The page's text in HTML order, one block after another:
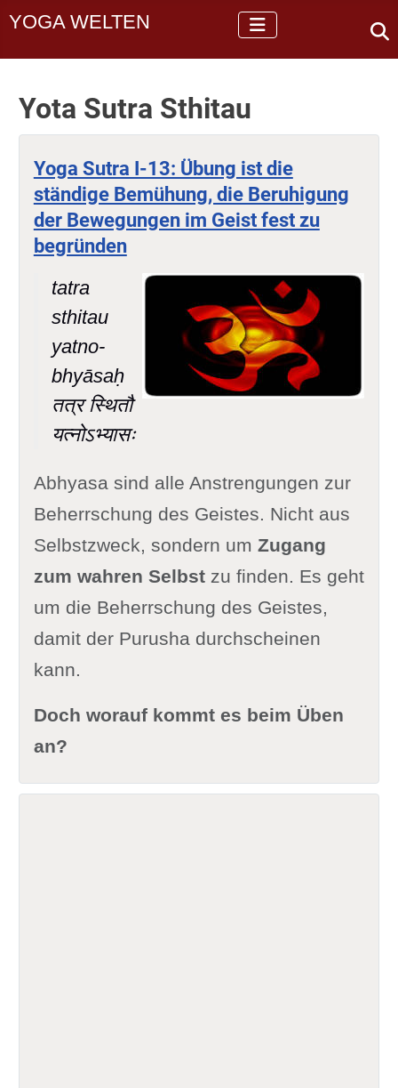
YOGA WELTEN
Yota Sutra Sthitau
Yoga Sutra I-13: Übung ist die
ständige Bemühung, die Beruhigung
der Bewegungen im Geist fest zu
begründen
tatra
sthitau
yatno-
bhyāsaḥ
तत्र स्थितौ
यत्नोऽभ्यासः
Abhyasa sind alle Anstrengungen zur
Beherrschung des Geistes. Nicht aus
Selbstzweck, sondern um Zugang
zum wahren Selbstzu finden. Es geht
um die Beherrschung des Geistes,
damit der Purusha durchscheinen
kann.
Doch worauf kommt es beim Üben
an?